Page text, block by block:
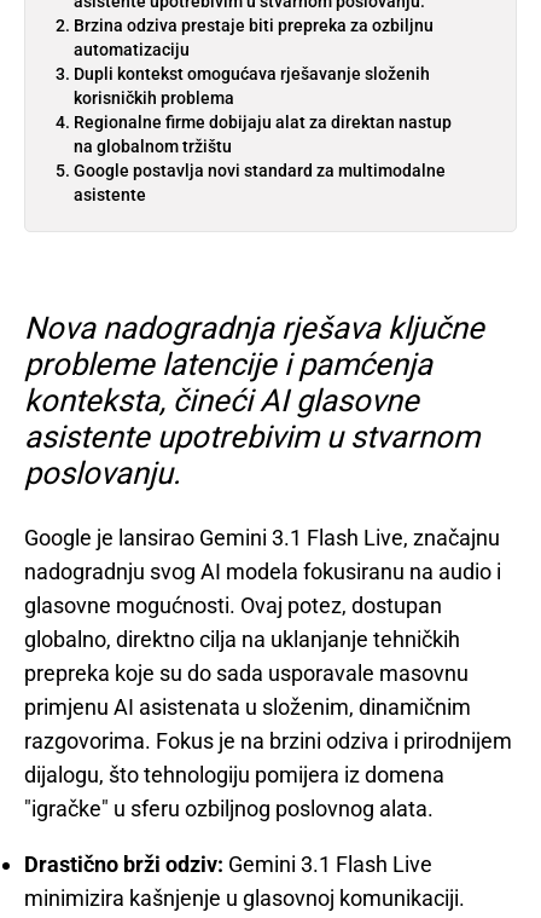
Brzina odziva prestaje biti prepreka za ozbiljnu
automatizaciju
Dupli kontekst omogućava rješavanje složenih
korisničkih problema
Regionalne firme dobijaju alat za direktan nastup
na globalnom tržištu
Google postavlja novi standard za multimodalne
asistente
Nova nadogradnja rješava ključne
probleme latencije i pamćenja
konteksta, čineći AI glasovne
asistente upotrebivim u stvarnom
poslovanju.
Google je lansirao Gemini 3.1 Flash Live, značajnu
nadogradnju svog AI modela fokusiranu na audio i
glasovne mogućnosti. Ovaj potez, dostupan
globalno, direktno cilja na uklanjanje tehničkih
prepreka koje su do sada usporavale masovnu
primjenu AI asistenata u složenim, dinamičnim
razgovorima. Fokus je na brzini odziva i prirodnijem
dijalogu, što tehnologiju pomijera iz domena
"igračke" u sferu ozbiljnog poslovnog alata.
Drastično brži odziv: Gemini 3.1 Flash Live
minimizira kašnjenje u glasovnoj komunikaciji.